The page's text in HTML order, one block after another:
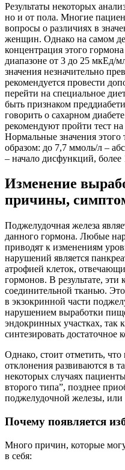
Результаты некоторых
но и от пола. Многие
вопросы о различиях в
женщин. Однако на самом
концентрация этого
диапазоне от 3 до 25 мкЕд/
значения незначительно
рекомендуется провести
перейти на специальное
быть признаком
говорить о сахарном
рекомендуют пройти тест на
Нормальные значения
образом: до 7,7 ммоль/л –
– начало дисфункций,
Изменение
причины,
Поджелудочная железа
данного гормона. Любые
приводят к изменениям
нарушений является
атрофией клеток,
гормонов. В результате,
соединительной тканью.
в экзокринной части
нарушением выработки
эндокринных участках, так
синтезировать достаточное
Однако, стоит отметить, что
отклонения развиваются в
некоторых случаях
второго типа”, позднее
поджелудочной железы, или
Почему появляется
Много причин, которые
в себя: